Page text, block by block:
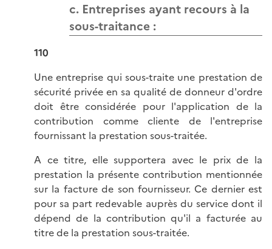
c. Entreprises ayant recours à la
sous-traitance :
110
Une entreprise qui sous-traite une prestation de
sécurité privée en sa qualité de donneur d'ordre
doit être considérée pour l'application de la
contribution comme cliente de l'entreprise
fournissant la prestation sous-traitée.
A ce titre, elle supportera avec le prix de la
prestation la présente contribution mentionnée
sur la facture de son fournisseur. Ce dernier est
pour sa part redevable auprès du service dont il
dépend de la contribution qu'il a facturée au
titre de la prestation sous-traitée.